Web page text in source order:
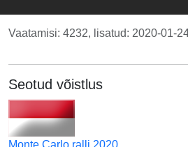
Vaatamisi: 4232, lisatud: 2020-01-
Seotud võistlus
Monte Carlo ralli 2020